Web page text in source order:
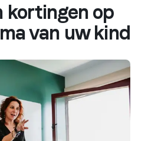
kortingen op
van uw kind